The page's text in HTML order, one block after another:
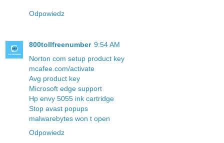
Odpowiedz
800tollfreenumber 9:54 AM
Norton com setup product key
mcafee.com/activate
Avg product key
Microsoft edge support
Hp envy 5055 ink cartridge
Stop avast popups
malwarebytes won t open
Odpowiedz